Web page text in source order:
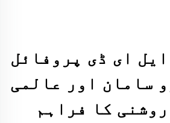
ای ڈی پروفائل
سامان اور عالمی
کا فراہم